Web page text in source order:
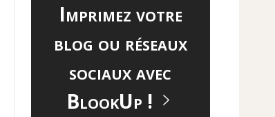
Imprimez votre
blog ou réseaux
sociaux avec
BlookUp !